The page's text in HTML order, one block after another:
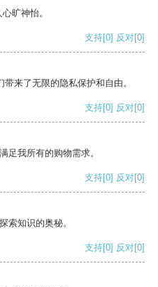
旷神怡。
支持[0] 反对[0]
来了无限的隐私保护和自由。
支持[0] 反对[0]
足我所有的购物需求。
支持[0] 反对[0]
索知识的奥秘。
支持[0] 反对[0]